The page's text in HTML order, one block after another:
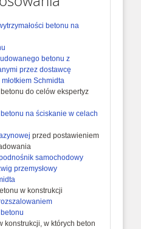
betonu na
betonu z
przez dostawcę
Schmidta
do celów ekspertyz
na ściskanie w celach
przed postawieniem
samochodowy
przemysłowy
w konstrukcji
konstrukcji, w których beton